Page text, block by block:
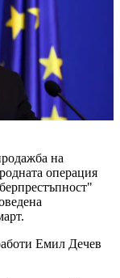
на
операция
Емил Дечев